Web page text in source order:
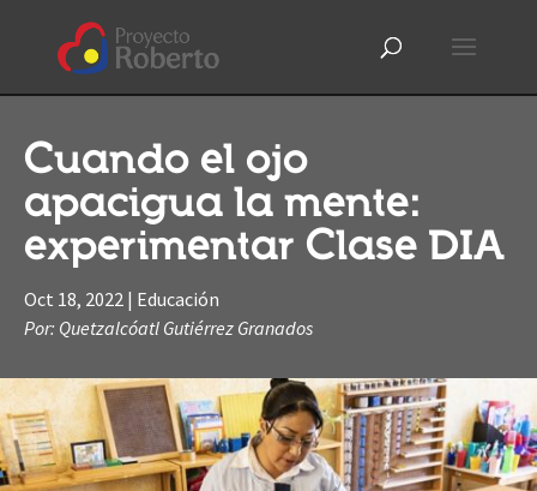
Cuando el ojo
apacigua la mente:
experimentar Clase DIA
Oct 18, 2022 | Educación
Por: Quetzalcóatl Gutiérrez Granados